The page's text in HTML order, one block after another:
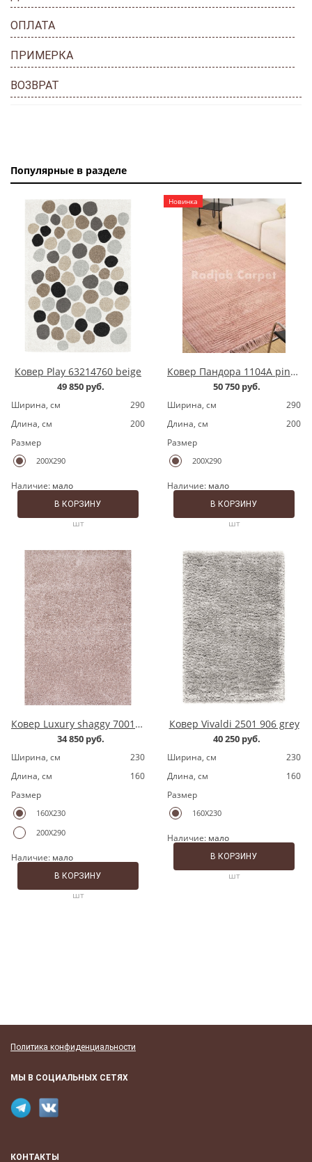
ОПЛАТА
ПРИМЕРКА
ВОЗВРАТ
Популярные в разделе
Ковер Play 63214760 beige
49 850 руб.
Ширина, cм
290
Длина, cм
200
Размер
200X290
Наличие: мало
шт
В КОРЗИНУ
Новинка
Ковер Пандора 1104A pink/pink
50 750 руб.
Ширина, cм
290
Длина, cм
200
Размер
200X290
Наличие: мало
шт
В КОРЗИНУ
Ковер Luxury shaggy 7001200.8 pink
34 850 руб.
Ширина, cм
230
Длина, cм
160
Размер
160X230
200X290
Наличие: мало
шт
В КОРЗИНУ
Ковер Vivaldi 2501 906 grey
40 250 руб.
Ширина, cм
230
Длина, cм
160
Размер
160X230
Наличие: мало
шт
В КОРЗИНУ
Политика конфиденциальности
МЫ В СОЦИАЛЬНЫХ СЕТЯХ
КОНТАКТЫ